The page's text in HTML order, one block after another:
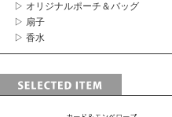
▷ オリジナルポーチ＆バッグ
▷ 扇子
▷ 香水